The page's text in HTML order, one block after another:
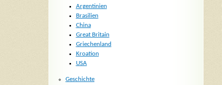
Argentinien
Brasilien
China
Great Britain
Griechenland
Kroation
USA
Geschichte